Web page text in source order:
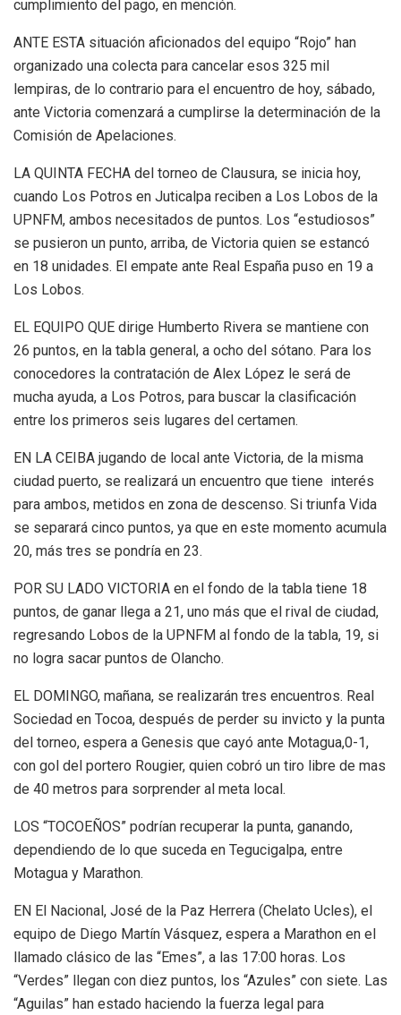
cumplimiento del pago, en mención.
ANTE ESTA situación aficionados del equipo “Rojo” han
organizado una colecta para cancelar esos 325 mil
lempiras, de lo contrario para el encuentro de hoy, sábado,
ante Victoria comenzará a cumplirse la determinación de la
Comisión de Apelaciones.
LA QUINTA FECHA del torneo de Clausura, se inicia hoy,
cuando Los Potros en Juticalpa reciben a Los Lobos de la
UPNFM, ambos necesitados de puntos. Los “estudiosos”
se pusieron un punto, arriba, de Victoria quien se estancó
en 18 unidades. El empate ante Real España puso en 19 a
Los Lobos.
EL EQUIPO QUE dirige Humberto Rivera se mantiene con
26 puntos, en la tabla general, a ocho del sótano. Para los
conocedores la contratación de Alex López le será de
mucha ayuda, a Los Potros, para buscar la clasificación
entre los primeros seis lugares del certamen.
EN LA CEIBA jugando de local ante Victoria, de la misma
ciudad puerto, se realizará un encuentro que tiene interés
para ambos, metidos en zona de descenso. Si triunfa Vida
se separará cinco puntos, ya que en este momento acumula
20, más tres se pondría en 23.
POR SU LADO VICTORIA en el fondo de la tabla tiene 18
puntos, de ganar llega a 21, uno más que el rival de ciudad,
regresando Lobos de la UPNFM al fondo de la tabla, 19, si
no logra sacar puntos de Olancho.
EL DOMINGO, mañana, se realizarán tres encuentros. Real
Sociedad en Tocoa, después de perder su invicto y la punta
del torneo, espera a Genesis que cayó ante Motagua,0-1,
con gol del portero Rougier, quien cobró un tiro libre de mas
de 40 metros para sorprender al meta local.
LOS “TOCOEÑOS” podrían recuperar la punta, ganando,
dependiendo de lo que suceda en Tegucigalpa, entre
Motagua y Marathon.
EN El Nacional, José de la Paz Herrera (Chelato Ucles), el
equipo de Diego Martín Vásquez, espera a Marathon en el
llamado clásico de las “Emes”, a las 17:00 horas. Los
“Verdes” llegan con diez puntos, los “Azules” con siete. Las
“Aguilas” han estado haciendo la fuerza legal para